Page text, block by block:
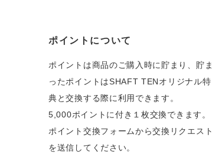
ポイントについて
ポイントは商品のご購入時に貯まり、貯ま
ったポイントはSHAFT TENオリジナル特
典と交換する際に利用できます。
5,000ポイントに付き１枚交換できます。
ポイント交換フォームから交換リクエスト
を送信してください。